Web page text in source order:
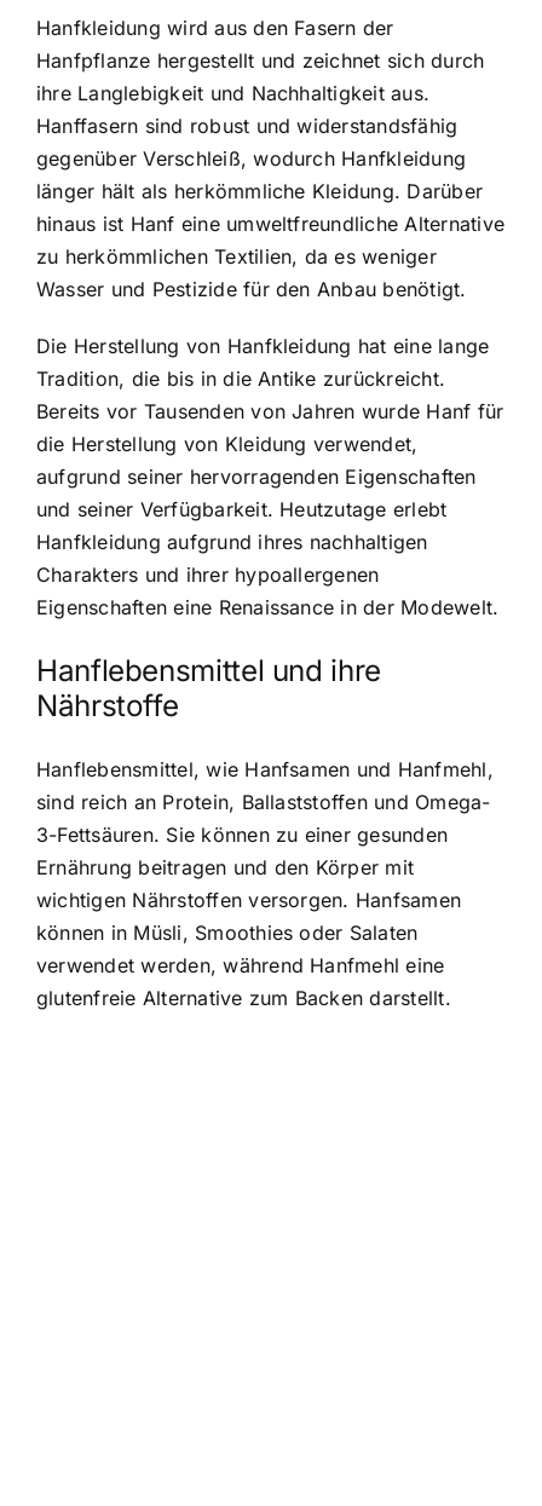
Hanfkleidung wird aus den Fasern der
Hanfpflanze hergestellt und zeichnet sich durch
ihre Langlebigkeit und Nachhaltigkeit aus.
Hanffasern sind robust und widerstandsfähig
gegenüber Verschleiß, wodurch Hanfkleidung
länger hält als herkömmliche Kleidung. Darüber
hinaus ist Hanf eine umweltfreundliche Alternative
zu herkömmlichen Textilien, da es weniger
Wasser und Pestizide für den Anbau benötigt.
Die Herstellung von Hanfkleidung hat eine lange
Tradition, die bis in die Antike zurückreicht.
Bereits vor Tausenden von Jahren wurde Hanf für
die Herstellung von Kleidung verwendet,
aufgrund seiner hervorragenden Eigenschaften
und seiner Verfügbarkeit. Heutzutage erlebt
Hanfkleidung aufgrund ihres nachhaltigen
Charakters und ihrer hypoallergenen
Eigenschaften eine Renaissance in der Modewelt.
Hanflebensmittel und ihre
Nährstoffe
Hanflebensmittel, wie Hanfsamen und Hanfmehl,
sind reich an Protein, Ballaststoffen und Omega-
3-Fettsäuren. Sie können zu einer gesunden
Ernährung beitragen und den Körper mit
wichtigen Nährstoffen versorgen. Hanfsamen
können in Müsli, Smoothies oder Salaten
verwendet werden, während Hanfmehl eine
glutenfreie Alternative zum Backen darstellt.